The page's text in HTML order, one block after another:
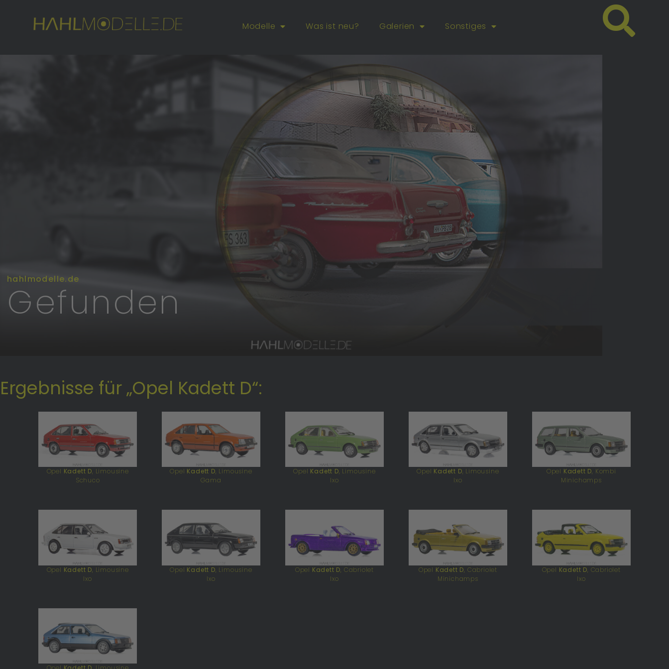
Modelle Was ist neu? Galerien Sonstiges
hahlmodelle.de
Gefunden
Ergebnisse für „Opel Kadett D“:
Opel Kadett D, Limousine
Schuco
Opel Kadett D, Limousine
Gama
Opel Kadett D, Limousine
Ixo
Opel Kadett D, Limousine
Ixo
Opel Kadett D, Kombi
Minichamps
Opel Kadett D, Limousine
Ixo
Opel Kadett D, Limousine
Ixo
Opel Kadett D, Cabriolet
Ixo
Opel Kadett D, Cabriolet
Minichamps
Opel Kadett D, Cabriolet
Ixo